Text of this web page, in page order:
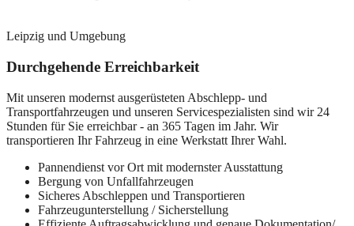
Leipzig und Umgebung
Durchgehende Erreichbarkeit
Mit unseren modernst ausgerüsteten Abschlepp- und
Transportfahrzeugen und unseren Servicespezialisten sind wir 24
Stunden für Sie erreichbar - an 365 Tagen im Jahr. Wir
transportieren Ihr Fahrzeug in eine Werkstatt Ihrer Wahl.
Pannendienst vor Ort mit modernster Ausstattung
Bergung von Unfallfahrzeugen
Sicheres Abschleppen und Transportieren
Fahrzeugunterstellung / Sicherstellung